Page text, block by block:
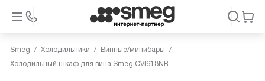
Smeg Холодильники
Винные/минибары
Холодильный шкаф для вина Smeg CVI618NR